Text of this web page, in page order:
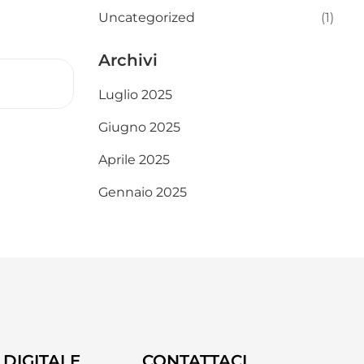
Uncategorized (1)
Archivi
Luglio 2025
Giugno 2025
Aprile 2025
Gennaio 2025